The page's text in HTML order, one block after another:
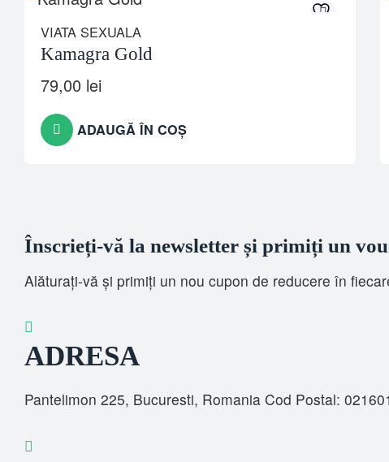
VIATA SEXUALA
Kamagra Gold
79,00 lei
ADAUGĂ ÎN COȘ
Înscrieți-vă la newsletter și primiți un
Alăturați-vă și primiți un nou cupon de reducere în
ADRESA
Pantelimon 225, Bucuresti, Romania Cod Postal: 021601